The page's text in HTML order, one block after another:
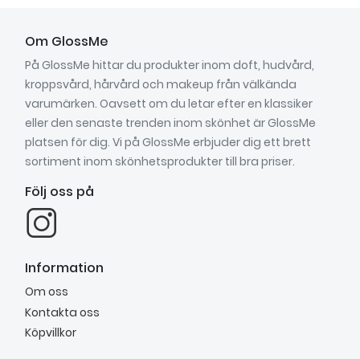
Om GlossMe
På GlossMe hittar du produkter inom doft, hudvård,
kroppsvård, hårvård och makeup från välkända
varumärken. Oavsett om du letar efter en klassiker
eller den senaste trenden inom skönhet är GlossMe
platsen för dig. Vi på GlossMe erbjuder dig ett brett
sortiment inom skönhetsprodukter till bra priser.
Följ oss på
Information
Om oss
Kontakta oss
Köpvillkor